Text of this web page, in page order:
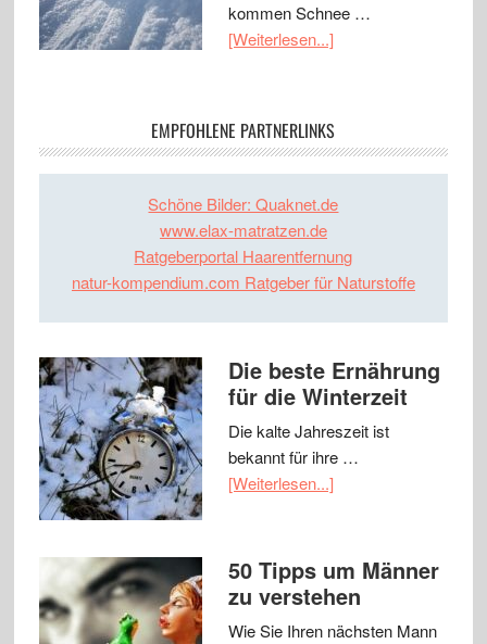
kommen Schnee …
[Weiterlesen...]
EMPFOHLENE PARTNERLINKS
Schöne Bilder: Quaknet.de
www.elax-matratzen.de
Ratgeberportal Haarentfernung
natur-kompendium.com Ratgeber für Naturstoffe
Die beste Ernährung
für die Winterzeit
Die kalte Jahreszeit ist
bekannt für ihre …
[Weiterlesen...]
50 Tipps um Männer
zu verstehen
Wie Sie Ihren nächsten Mann